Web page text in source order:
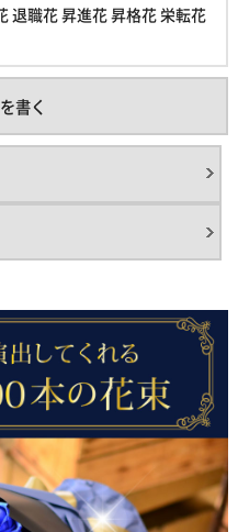
退職花 昇進花 昇格花 栄転花
書く